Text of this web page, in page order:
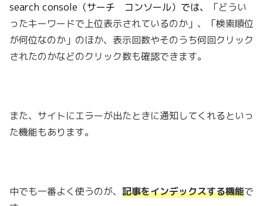
search console（サーチ コンソール）では、 「どうい
ったキーワードで上位表示されているのか」、「検索順位
が何位なのか」のほか、表示回数やそのうち何回クリック
されたのかなどのクリック数も確認できます。
また、サイトにエラーが出たときに通知してくれるといっ
た機能もあります。
中でも一番よく使うのが、 記事をインデックスする機能で